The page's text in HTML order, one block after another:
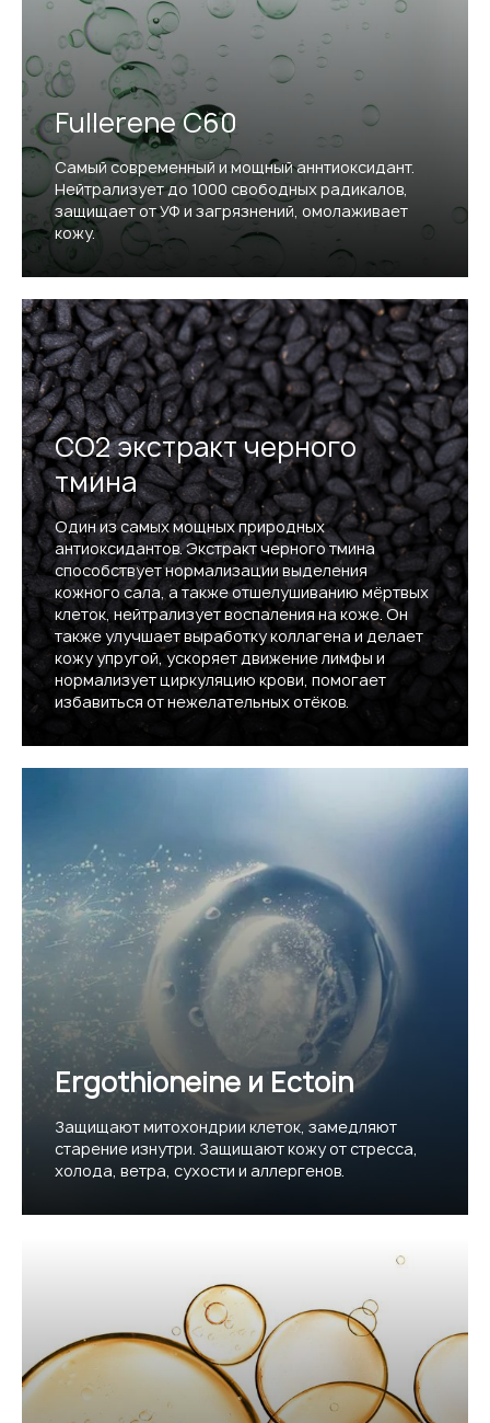
Fullerene C60
Самый современный и мощный аннтиоксидант.
Нейтрализует до 1000 свободных радикалов,
защищает от УФ и загрязнений, омолаживает
кожу.
СО2 экстракт черного
тмина
Один из самых мощных природных
антиоксидантов. Экстракт черного тмина
способствует нормализации выделения
кожного сала, а также отшелушиванию мёртвых
клеток, нейтрализует воспаления на коже. Он
также улучшает выработку коллагена и делает
кожу упругой, ускоряет движение лимфы и
нормализует циркуляцию крови, помогает
избавиться от нежелательных отёков.
Ergothioneine и Ectoin
Защищают митохондрии клеток, замедляют
старение изнутри. Защищают кожу от стресса,
холода, ветра, сухости и аллергенов.